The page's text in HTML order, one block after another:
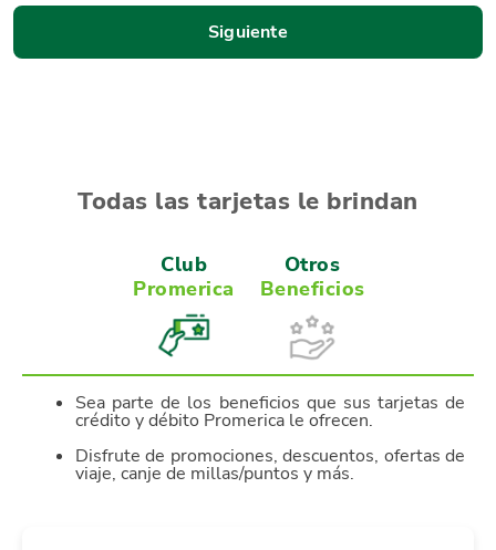
Todas las tarjetas le brindan
Club
Promerica
Otros
Beneficios
Sea parte de los beneficios que sus tarjetas de
crédito y débito Promerica le ofrecen.
Disfrute de promociones, descuentos, ofertas de
viaje, canje de millas/puntos y más.